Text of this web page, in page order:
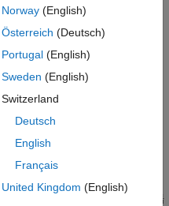
テンプレート
または extern
カル関数
Polyspace から報告されない場
Norway(English)
Österreich (Deutsch)
Portugal(English)
Sweden (English)
Switzerland
Deutsch
English
Français
United Kingdom (English)